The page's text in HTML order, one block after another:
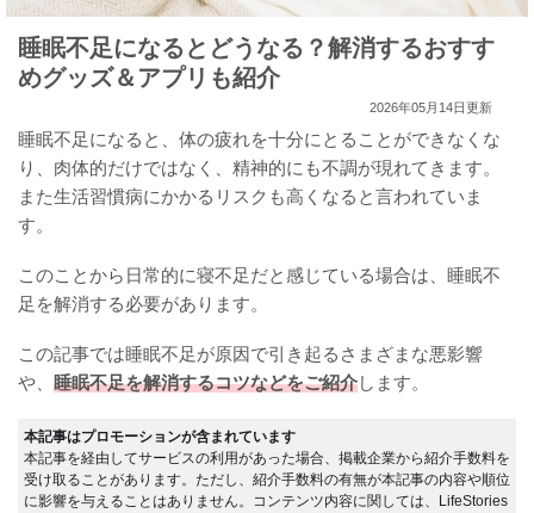
睡眠不足になるとどうなる？解消するおすす
めグッズ＆アプリも紹介
2026年05月14日更新
睡眠不足になると、体の疲れを十分にとることができなくな
り、肉体的だけではなく、精神的にも不調が現れてきます。
また生活習慣病にかかるリスクも高くなると言われていま
す。
このことから日常的に寝不足だと感じている場合は、睡眠不
足を解消する必要があります。
この記事では睡眠不足が原因で引き起るさまざまな悪影響
や、 睡眠不足を解消するコツなどをご紹介します。
本記事はプロモーションが含まれています
本記事を経由してサービスの利用があった場合、掲載企業から紹介手数料を
受け取ることがあります。ただし、紹介手数料の有無が本記事の内容や順位
に影響を与えることはありません。コンテンツ内容に関しては、LifeStories